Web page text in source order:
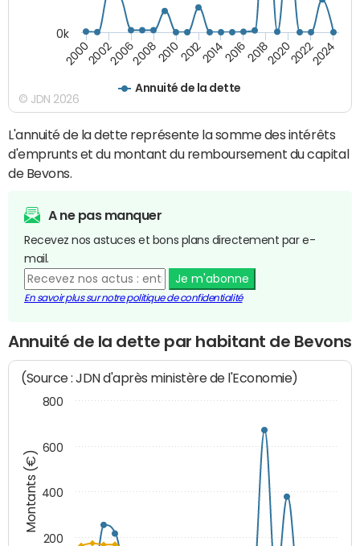
Annuité de la dette
200020022006200820102012201420162018202020222024
0k
© JDN 2026
L'annuité de la dette représente la somme des intérêts
d'emprunts et du montant du remboursement du capital
de Bevons.
A ne pas manquer
Recevez nos astuces et bons plans directement par e-
mail.
Je m'abonne
En savoir plus sur notre politique de confidentialité
Annuité de la dette par habitant de Bevons
Montants (€)
(Source : JDN d'après ministère de l'Economie)
200
400
600
800